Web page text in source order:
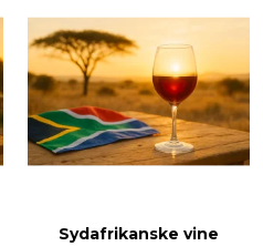
Sydafrikanske vine